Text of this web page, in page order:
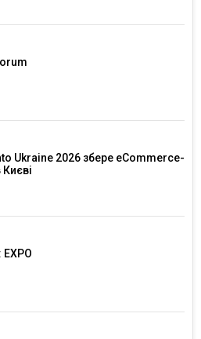
Ukraine 2026 збере eCommerce-
Києві
EXPO